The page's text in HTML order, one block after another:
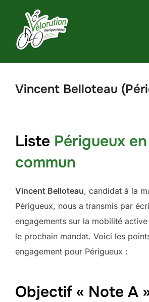
contenu
Vincent Belloteau
Liste Périgueux en
commun
Vincent Belloteau, candidat à la
Périgueux, nous a transmis par
engagements sur la mobilité
le prochain mandat. Voici les
engagement pour Périgueux :
Objectif « Note A